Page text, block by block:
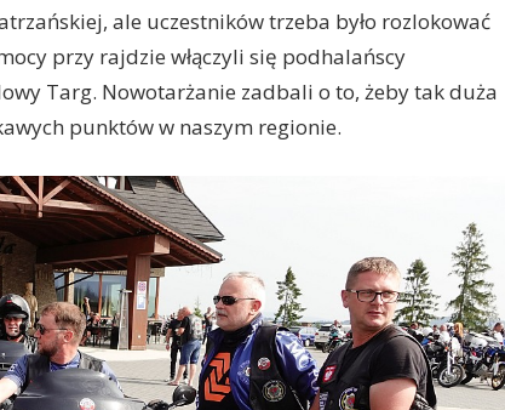
ale uczestników trzeba było rozlokować
przy rajdzie włączyli się podhalańscy
Targ. Nowotarżanie zadbali o to, żeby tak duża
punktów w naszym regionie.